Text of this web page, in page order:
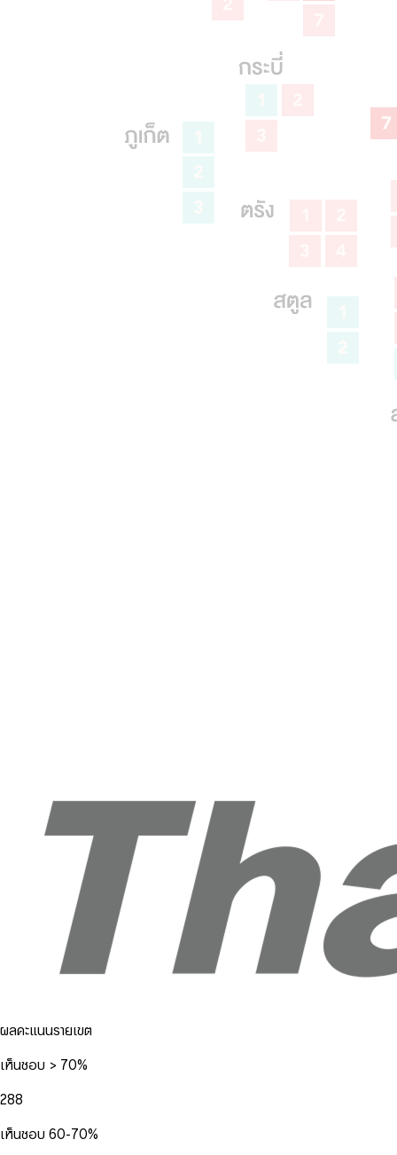
ผลคะแนนรายเขต
เห็นชอบ > 70%
288
เห็นชอบ 60-70%